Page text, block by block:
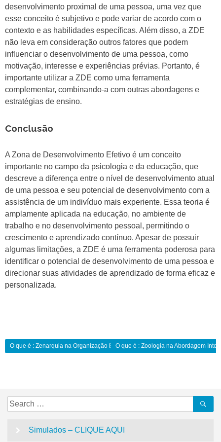
desenvolvimento proximal de uma pessoa, uma vez que
esse conceito é subjetivo e pode variar de acordo com o
contexto e as habilidades específicas. Além disso, a ZDE
não leva em consideração outros fatores que podem
influenciar o desenvolvimento de uma pessoa, como
motivação, interesse e experiências prévias. Portanto, é
importante utilizar a ZDE como uma ferramenta
complementar, combinando-a com outras abordagens e
estratégias de ensino.
Conclusão
A Zona de Desenvolvimento Efetivo é um conceito
importante no campo da psicologia e da educação, que
descreve a diferença entre o nível de desenvolvimento atual
de uma pessoa e seu potencial de desenvolvimento com a
assistência de um indivíduo mais experiente. Essa teoria é
amplamente aplicada na educação, no ambiente de
trabalho e no desenvolvimento pessoal, permitindo o
crescimento e aprendizado contínuo. Apesar de possuir
algumas limitações, a ZDE é uma ferramenta poderosa para
identificar o potencial de desenvolvimento de uma pessoa e
direcionar suas atividades de aprendizado de forma eficaz e
personalizada.
Navegação
O que é : Zenarquia na Organização Escolar:O que é : Zoologia na Abordagem
Search
for:
Simulados – CLIQUE AQUI